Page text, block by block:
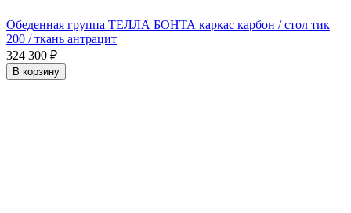
Обеденная группа ТЕЛЛА БОНТА каркас карбон / стол тик
200 / ткань антрацит
324 300 ₽
В корзину